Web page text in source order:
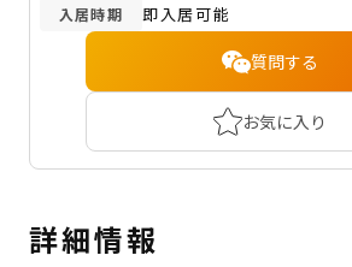
入居時期 即入居可能
質問する
お気に入り
詳細情報